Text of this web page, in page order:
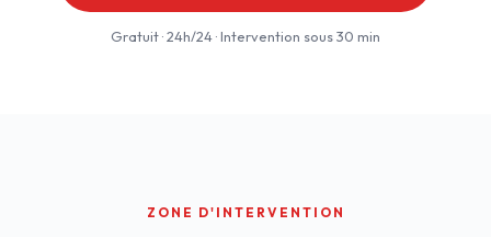
Gratuit · 24h/24 · Intervention sous 30 min
ZONE D'INTERVENTION